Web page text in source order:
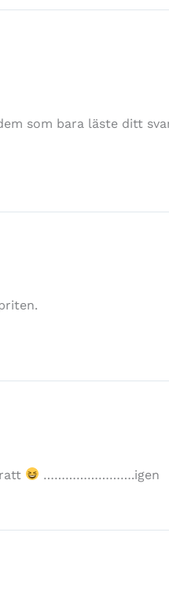
som bara läste ditt
…………………….igen